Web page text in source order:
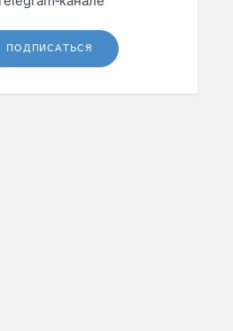
ПОДПИСАТЬСЯ